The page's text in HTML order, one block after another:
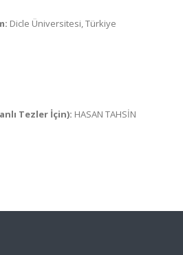
Dicle Üniversitesi, Türkiye
Tezler İçin): HASAN TAHSİN